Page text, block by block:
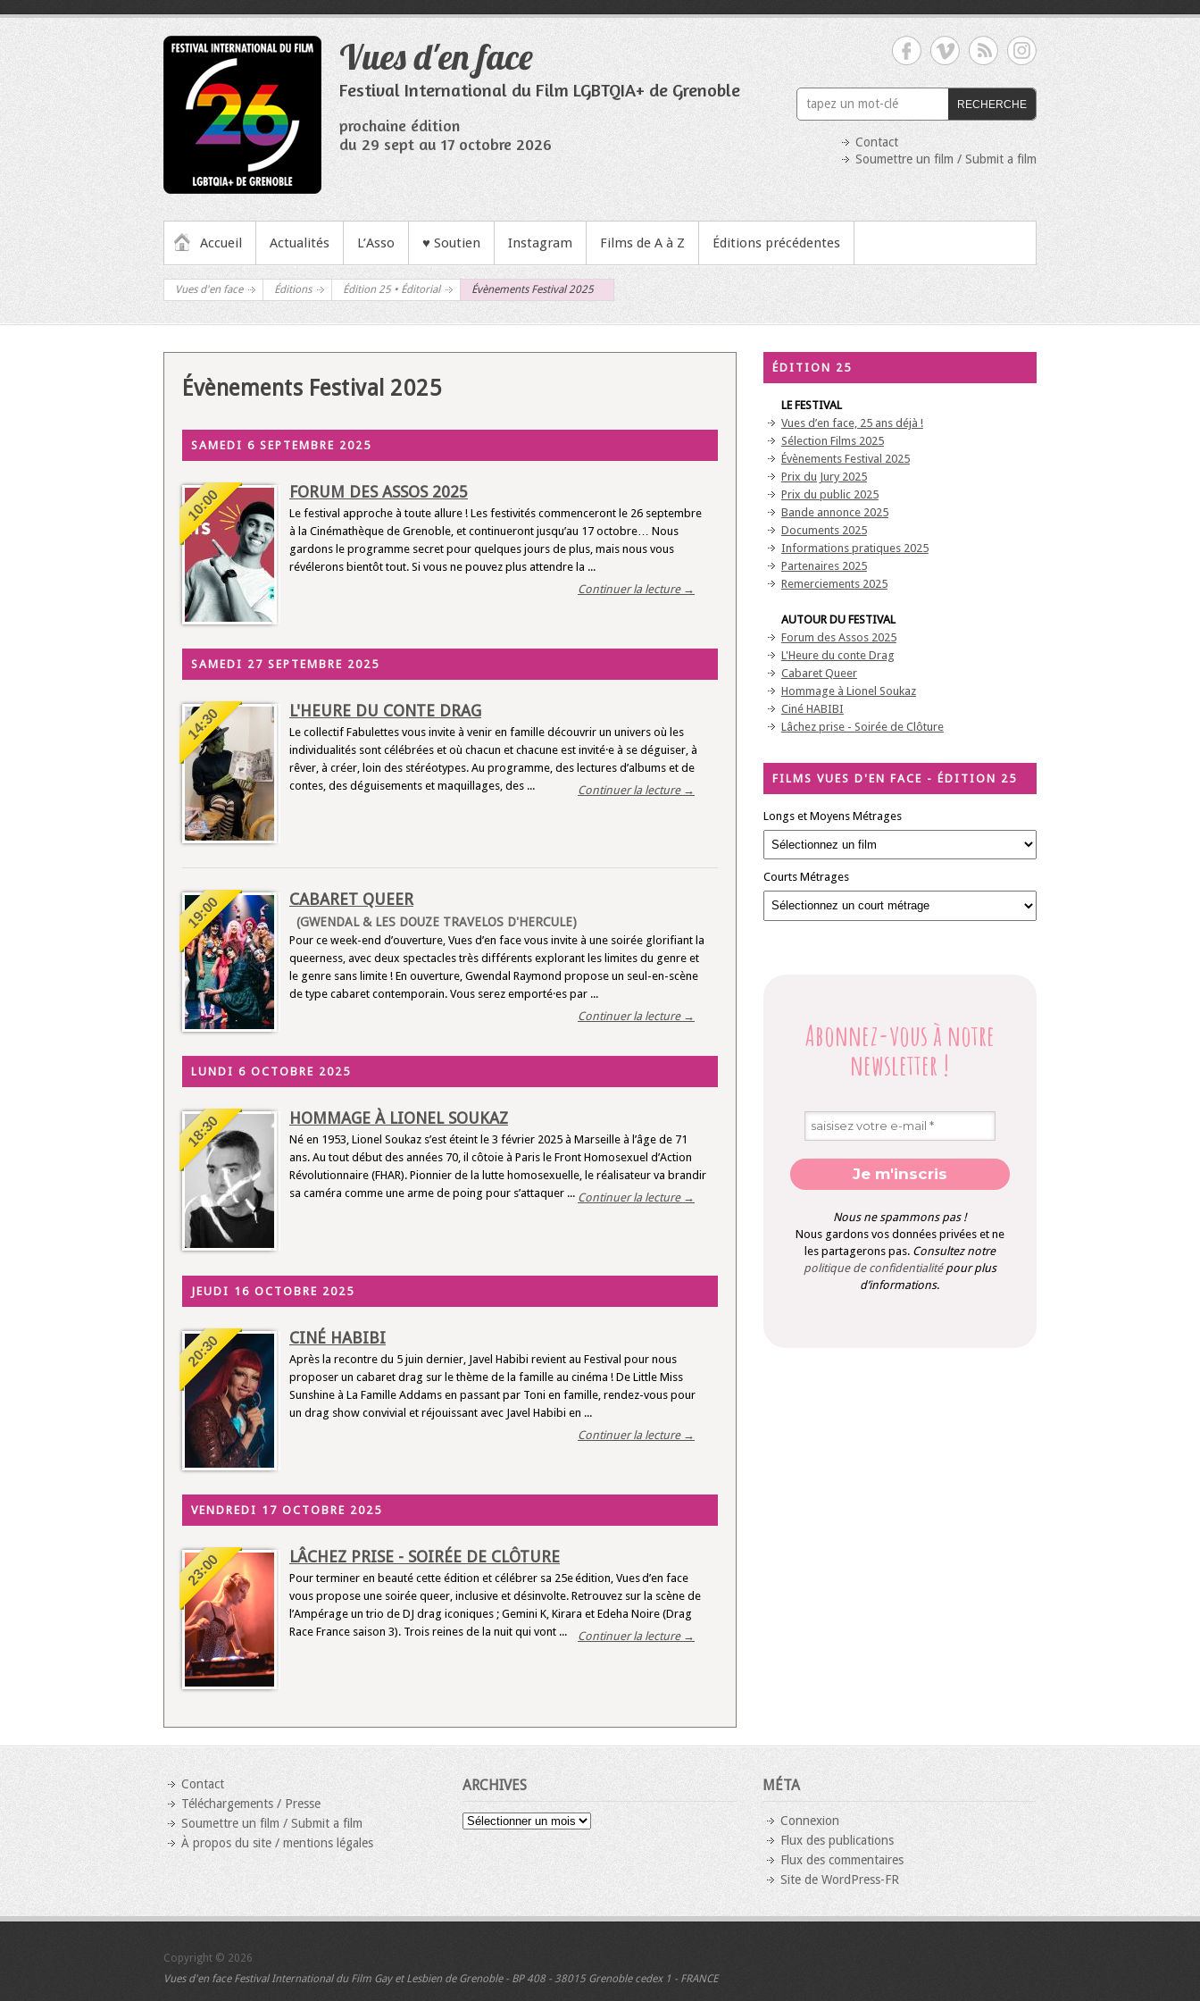
contenu
Vues d'en face
Festival International du Film LGBTQIA+ de Grenoble
prochaine édition
du 29 sept au 17 octobre 2026
RECHERCHE
Contact
Soumettre un film / Submit a film
MENU PRINCIPAL
Accueil Actualités L’Asso ♥ Soutien Instagram Films de A à Z Éditions précédentes
Vues d'en face Éditions Édition 25 • Éditorial Évènements Festival 2025
Évènements Festival 2025
SAMEDI 6 SEPTEMBRE 2025
10:00 FORUM DES ASSOS 2025
Le festival approche à toute allure ! Les festivités commenceront le 26 septembre
à la Cinémathèque de Grenoble, et continueront jusqu’au 17 octobre… Nous
gardons le programme secret pour quelques jours de plus, mais nous vous
révélerons bientôt tout. Si vous ne pouvez plus attendre la ...
Continuer la lecture →
SAMEDI 27 SEPTEMBRE 2025
14:30 L'HEURE DU CONTE DRAG
Le collectif Fabulettes vous invite à venir en famille découvrir un univers où les
individualités sont célébrées et où chacun et chacune est invité·e à se déguiser, à
rêver, à créer, loin des stéréotypes. Au programme, des lectures d’albums et de
contes, des déguisements et maquillages, des ...
Continuer la lecture →
19:00 CABARET QUEER
(GWENDAL & LES DOUZE TRAVELOS D'HERCULE)
Pour ce week-end d’ouverture, Vues d’en face vous invite à une soirée glorifiant la
queerness, avec deux spectacles très différents explorant les limites du genre et
le genre sans limite ! En ouverture, Gwendal Raymond propose un seul-en-scène
de type cabaret contemporain. Vous serez emporté·es par ...
Continuer la lecture →
LUNDI 6 OCTOBRE 2025
18:30 HOMMAGE À LIONEL SOUKAZ
Né en 1953, Lionel Soukaz s’est éteint le 3 février 2025 à Marseille à l’âge de 71
ans. Au tout début des années 70, il côtoie à Paris le Front Homosexuel d’Action
Révolutionnaire (FHAR). Pionnier de la lutte homosexuelle, le réalisateur va brandir
sa caméra comme une arme de poing pour s’attaquer ... Continuer la lecture →
JEUDI 16 OCTOBRE 2025
20:30 CINÉ HABIBI
Après la recontre du 5 juin dernier, Javel Habibi revient au Festival pour nous
proposer un cabaret drag sur le thème de la famille au cinéma ! De Little Miss
Sunshine à La Famille Addams en passant par Toni en famille, rendez-vous pour
un drag show convivial et réjouissant avec Javel Habibi en ...
Continuer la lecture →
VENDREDI 17 OCTOBRE 2025
23:00 LÂCHEZ PRISE - SOIRÉE DE CLÔTURE
Pour terminer en beauté cette édition et célébrer sa 25e édition, Vues d’en face
vous propose une soirée queer, inclusive et désinvolte. Retrouvez sur la scène de
l’Ampérage un trio de DJ drag iconiques ; Gemini K, Kirara et Edeha Noire (Drag
Race France saison 3). Trois reines de la nuit qui vont ...
Continuer la lecture →
ÉDITION 25
LE FESTIVAL
Vues d’en face, 25 ans déjà !
Sélection Films 2025
Évènements Festival 2025
Prix du Jury 2025
Prix du public 2025
Bande annonce 2025
Documents 2025
Informations pratiques 2025
Partenaires 2025
Remerciements 2025
AUTOUR DU FESTIVAL
Forum des Assos 2025
L'Heure du conte Drag
Cabaret Queer
Hommage à Lionel Soukaz
Ciné HABIBI
Lâchez prise - Soirée de Clôture
FILMS VUES D'EN FACE - ÉDITION 25
Longs et Moyens Métrages
Courts Métrages
Abonnez-vous à notre
newsletter !
Nous ne spammons pas !
Nous gardons vos données privées et ne
les partagerons pas. Consultez notre
politique de confidentialité pour plus
d’informations.
Contact
Téléchargements / Presse
Soumettre un film / Submit a film
À propos du site / mentions légales
ARCHIVES
Archives
MÉTA
Connexion
Flux des publications
Flux des commentaires
Site de WordPress-FR
Copyright © 2026
Vues d'en faceFestival International du Film Gay et Lesbien de Grenoble - BP 408 - 38015 Grenoble cedex 1 - FRANCE